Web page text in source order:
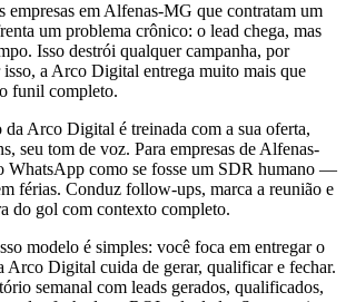
empresas em Alfenas-MG que contratam um
um problema crônico: o lead chega, mas
Isso destrói qualquer campanha, por
a Arco Digital entrega muito mais que
funil completo.
Arco Digital é treinada com a sua oferta,
seu tom de voz. Para empresas de Alfenas-
WhatsApp como se fosse um SDR humano —
férias. Conduz follow-ups, marca a reunião e
do gol com contexto completo.
modelo é simples: você foca em entregar o
Arco Digital cuida de gerar, qualificar e fechar.
semanal com leads gerados, qualificados,